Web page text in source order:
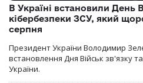
В Україні встановили День
кібербезпеки ЗСУ, який
серпня
Президент України Володимир
встановлення Дня Військ зв'язку
України.